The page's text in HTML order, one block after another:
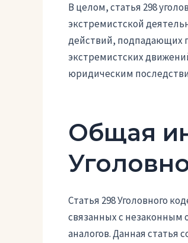
В целом, статья 298
экстремистской
действий, подпадающих
экстремистских
юридическим
Общая
Статья 298 Уголовного
связанных с незаконным
аналогов. Данная